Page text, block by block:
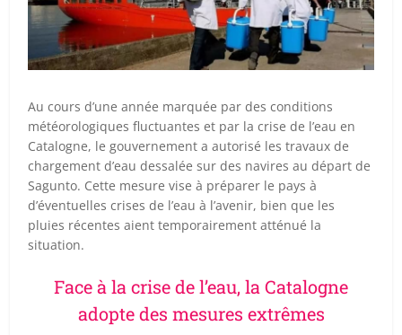
Au cours d’une année marquée par des conditions
météorologiques fluctuantes et par la crise de l’eau en
Catalogne, le gouvernement a autorisé les travaux de
chargement d’eau dessalée sur des navires au départ de
Sagunto. Cette mesure vise à préparer le pays à
d’éventuelles crises de l’eau à l’avenir, bien que les
pluies récentes aient temporairement atténué la
situation.
Face à la crise de l’eau, la Catalogne
adopte des mesures extrêmes